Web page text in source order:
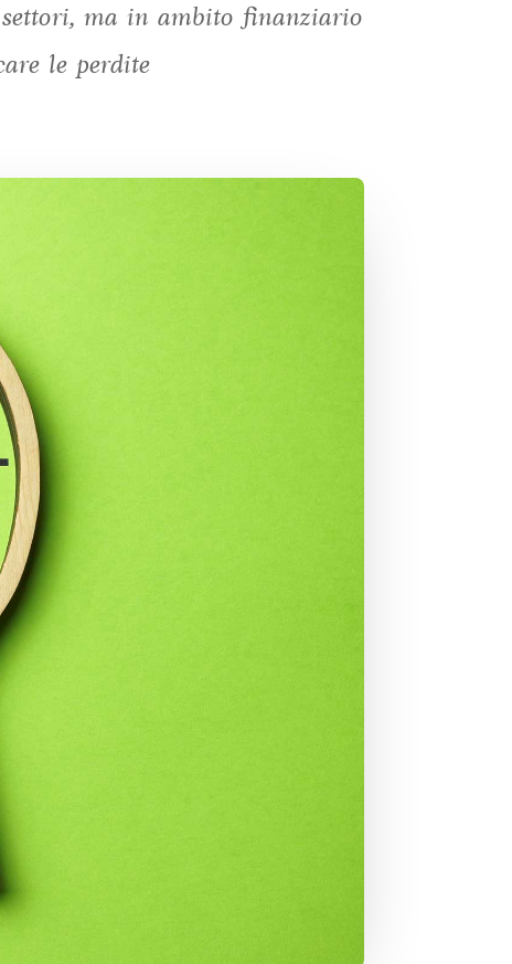
ma in ambito finanziario
le perdite